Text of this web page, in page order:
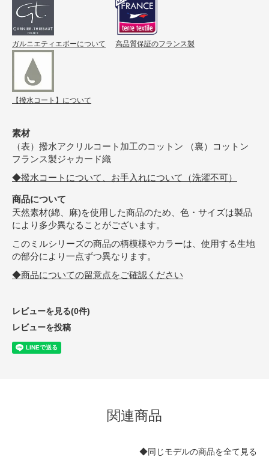
ガルニエティエボーについて 高品質保証のフランス製
【撥水コート】について
素材
（表）撥水アクリルコート加工のコットン （裏）コットン
フランス製ジャカード織
◆撥水コートについて、お手入れについて（洗濯不可）
商品について
天然素材(綿、麻)を使用した商品のため、色・サイズは製品
により多少異なることがございます。
このミルシリーズの商品の柄模様やカラーは、使用する生地
の部分により一点ずつ異なります。
◆商品についての留意点をご確認ください
レビューを見る(0件)
レビューを投稿
関連商品
◆同じモデルの商品を全て見る